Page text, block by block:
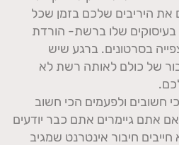
היריבים שלכם בזמן שכל
שלו ברשת- הורדת
בסרטונים. ברגע שיש
של כולם לאותה רשת לא
חשובים ולפעמים הכי חשוב
אתם גיימרים אתם כבר יודעים
חיבור אינטרנט שמגיב